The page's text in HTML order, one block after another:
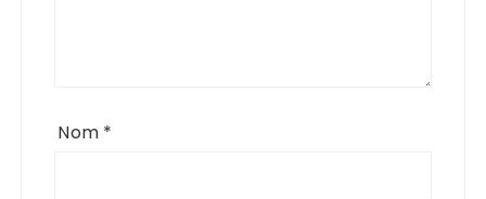
Nom *